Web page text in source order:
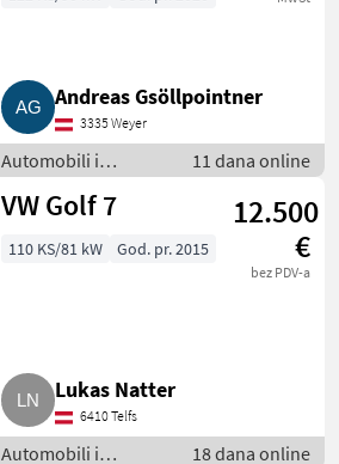
Andreas Gsöllpointner
3335 Weyer
Automobili i
motocikli / Limuzine
11 dana online
VW Golf 7
12.500
€
bez PDV-a
110 KS/81 kW God. pr. 2015
Lukas Natter
6410 Telfs
Automobili i
18 dana online